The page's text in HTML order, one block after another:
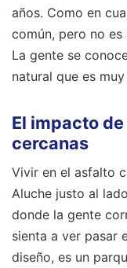
años. Como en
común, pero no
La gente se
natural que es
El impacto
cercanas
Vivir en el asfalto
Aluche justo al
donde la gente
sienta a ver pasar
diseño, es un